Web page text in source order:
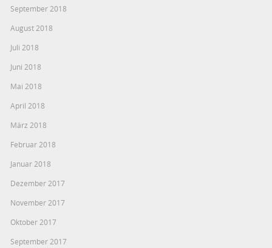
September 2018
August 2018
Juli 2018
Juni 2018
Mai 2018
April 2018
März 2018
Februar 2018
Januar 2018
Dezember 2017
November 2017
Oktober 2017
September 2017